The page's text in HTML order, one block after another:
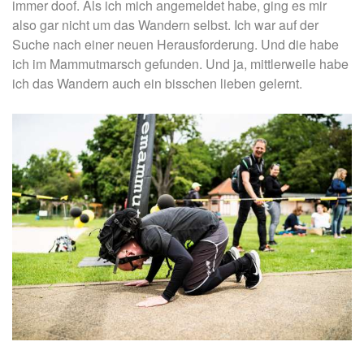
immer doof. Als ich mich angemeldet habe, ging es mir
also gar nicht um das Wandern selbst. Ich war auf der
Suche nach einer neuen Herausforderung. Und die habe
ich im Mammutmarsch gefunden. Und ja, mittlerweile habe
ich das Wandern auch ein bisschen lieben gelernt.